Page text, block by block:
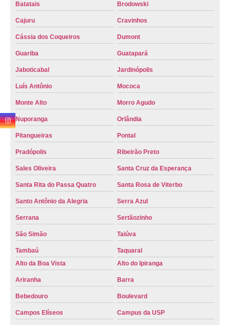
emplacamento de veículo orçamento Royal Park
onde fazer emplacamento de veículo zero km Jardim Procópio
emplacamento de veículo usado orçamento Vila Tamandaré
onde fazer emplacamento veicular Catalão
onde fazer detran emplacamento de veículo José Sampaio
emplacamento veículo zero orçamento Jardim Procópio
emplacamento veicular Restinga
onde fazer emplacamento de veículo usado Porto Ferreira
emplacamento de veículo zero km orçamento Vila Gertrudes
emplacamento veículo zero Jardim Mosteiro
emplacamento de veículo Cássia dos Coqueiros
emplacamento de veículo zero km Jardim Botânico
emplacamento veicular Três Lagoas
emplacamento do veículo orçamento Jardim Zanetti
emplacamento veicular orçamento Itubiara
onde fazer emplacamento veículo zero Catalão
processo de emplacamento de veículo zero orçamento Américo Brasiliense
Batatais Brodowski
Cajuru Cravinhos
Cássia dos Coqueiros Dumont
Guariba Guatapará
Jaboticabal Jardinópolis
Luís Antônio Mococa
Monte Alto Morro Agudo
Nuporanga Orlândia
Pitangueiras Pontal
Pradópolis Ribeirão Preto
Sales Oliveira Santa Cruz da Esperança
Santa Rita do Passa Quatro Santa Rosa de Viterbo
Santo Antônio da Alegria Serra Azul
Serrana Sertãozinho
São Simão Taiúva
Tambaú
Taquaral
Alto da Boa Vista
Alto do Ipiranga
Ariranha Barra
Bebedouro Boulevard
Campos Elíseos Campus da USP